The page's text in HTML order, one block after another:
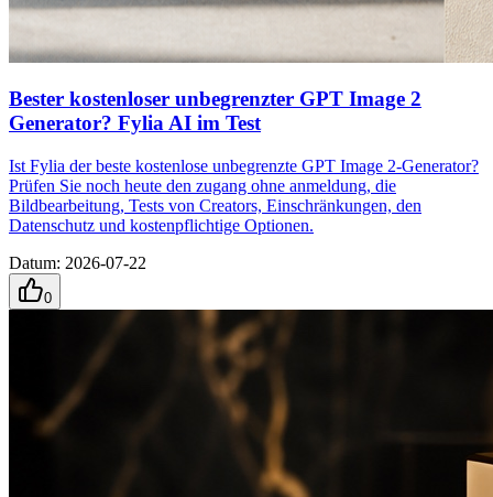
Bester kostenloser unbegrenzter GPT Image 2
Generator? Fylia AI im Test
Ist Fylia der beste kostenlose unbegrenzte GPT Image 2-Generator?
Prüfen Sie noch heute den zugang ohne anmeldung, die
Bildbearbeitung, Tests von Creators, Einschränkungen, den
Datenschutz und kostenpflichtige Optionen.
Datum: 2026-07-22
0